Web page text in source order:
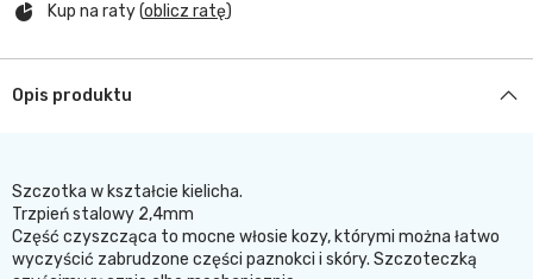
Kup na raty (oblicz ratę)
Opis produktu
Szczotka w kształcie kielicha.
Trzpień stalowy 2,4mm
Część czyszcząca to mocne włosie kozy, którymi można łatwo
wyczyścić zabrudzone części paznokci i skóry. Szczoteczką